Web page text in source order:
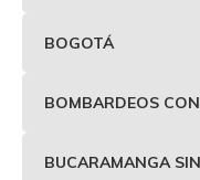
BOGOTÁ
BOMBARDEOS
BUCARAMANGA